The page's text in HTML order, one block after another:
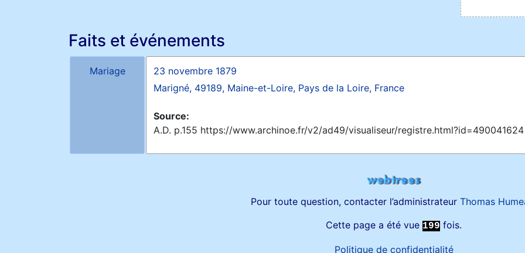
Faits et événements
Mariage
23 novembre 1879
Marigné, 49189, Maine-et-Loire, Pays de la Loire, France
Source:
A.D. p.155 https://www.archinoe.fr/v2/ad49/visualiseur/registre.html?id=490041624
Pour toute question, contacter l’administrateur Thomas
Cette page a été vue 199 fois.
Politique de confidentialité